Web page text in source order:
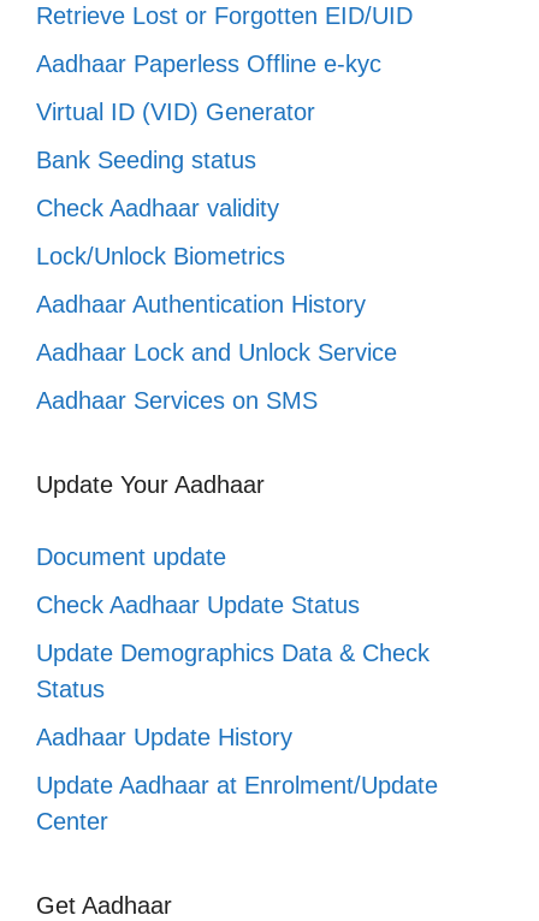
Retrieve Lost or Forgotten EID/UID
Aadhaar Paperless Offline e-kyc
Virtual ID (VID) Generator
Bank Seeding status
Check Aadhaar validity
Lock/Unlock Biometrics
Aadhaar Authentication History
Aadhaar Lock and Unlock Service
Aadhaar Services on SMS
Update Your Aadhaar
Document update
Check Aadhaar Update Status
Update Demographics Data & Check
Status
Aadhaar Update History
Update Aadhaar at Enrolment/Update
Center
Get Aadhaar